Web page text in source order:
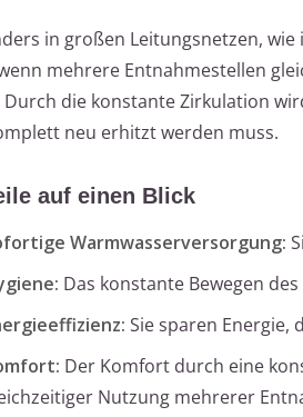
in großen Leitungsnetzen,
mehrere Entnahmestellen
die konstante Zirkulation
neu erhitzt werden muss.
auf einen Blick
Warmwasserversorgung:
Das konstante Bewegen
Sie sparen Energie,
Der Komfort durch eine
Nutzung mehrerer